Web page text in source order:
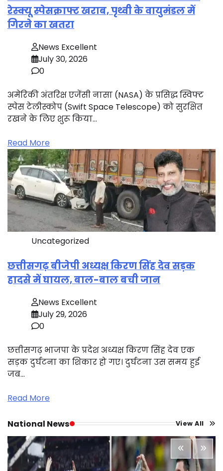
रेस्क्यू स्पेसक्राफ्ट खराब, पृथ्वी के वायुमंडल में
गिरने का खतरा
News Excellent
July 30, 2026
0
अमेरिकी अंतरिक्ष एजेंसी नासा (NASA) के प्रसिद्ध स्विफ्ट
स्पेस टेलीस्कोप (Swift Space Telescope) को सुरक्षित
रखने के लिए शुरू किया…
Read More
Uncategorized
छत्तीसगढ़ बीजेपी अध्यक्ष किरण सिंह देव सड़क
हादसे में घायल, बाल-बाल बची जान
News Excellent
July 29, 2026
0
छत्तीसगढ़ भाजपा के प्रदेश अध्यक्ष किरण सिंह देव एक
सड़क दुर्घटना का शिकार हो गए। दुर्घटना उस समय हुई
जब…
Read More
National News View All